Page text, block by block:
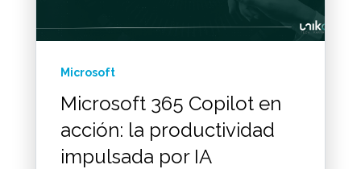
Microsoft
Microsoft 365 Copilot en
acción: la productividad
impulsada por IA